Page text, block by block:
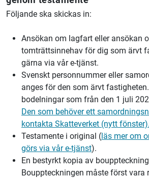
Följande ska skickas in:
Ansökan om lagfart eller ansökan
tomträttsinnehav för dig som ärvt
gärna via vår e-tjänst.
Svenskt personnummer eller
anges för den som ärvt
bodelningar som från den 1 juli
Den som behöver ett
kontakta Skatteverket (nytt fönster).
Testamente i original (läs mer om
görs via vår e-tjänst).
En bestyrkt kopia av
Bouppteckningen måste först vara